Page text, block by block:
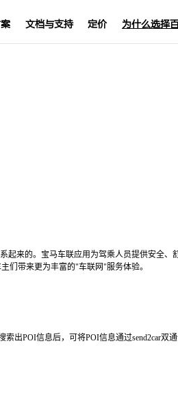
文档与支持 定价 为什么选择
起来的。宝马车联应用为驾乘人员提供安全
们带来更为丰富的"车联网"服务体验。
出POI信息后，可将POI信息通过send2car